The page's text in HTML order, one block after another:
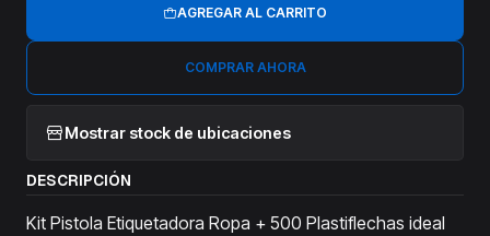
AGREGAR AL CARRITO
COMPRAR AHORA
Mostrar stock de ubicaciones
DESCRIPCIÓN
Kit Pistola Etiquetadora Ropa + 500 Plastiflechas ideal